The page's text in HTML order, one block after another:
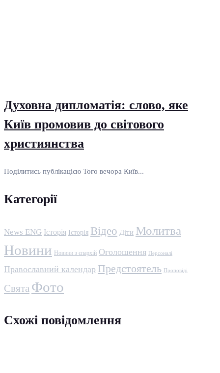
Духовна дипломатія: слово, яке
Київ промовив до світового
християнства
Поділитись публікацією Того вечора Київ...
Категорії
News ENG Історія Історія Відео Діти Молитва
Новини Новини з єпархій Оголошення Персоналі
Православний календар Предстоятель Проповіді
Свята Фото
Схожі повідомлення